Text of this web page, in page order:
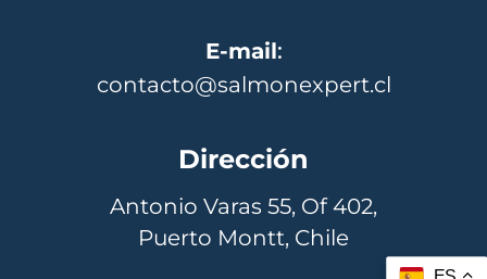
E-mail:
contacto@salmonexpert.cl
Dirección
Antonio Varas 55, Of 402,
Puerto Montt, Chile